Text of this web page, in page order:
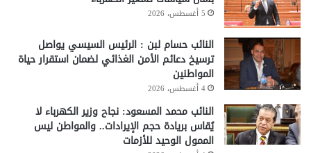
5 أغسطس، 2026
النائب حسام لبن : الرئيس السيسي يواصل
ترسيخ دعائم الأمن الغذائي لضمان استقرار حياة
المواطنين
4 أغسطس، 2026
النائب محمد المسعود: نجاح وزير الكهرباء لا
يُقاس بريادة حجم الإيرادات.. والمواطن ليس
الممول الوحيد للأزمات